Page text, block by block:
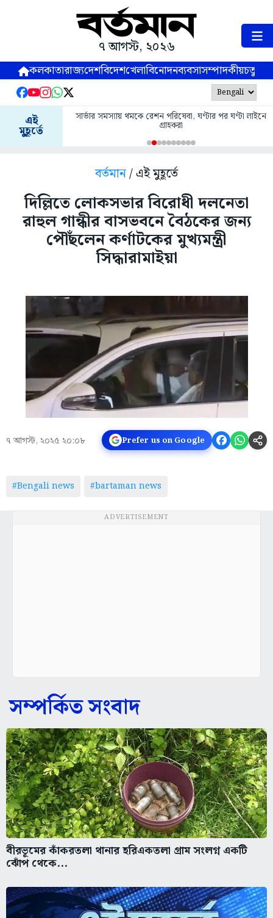
৭ আগস্ট, ২০২৬
কলকাতারাজ্যদেশবিদেশখেলাবিনোদনব্যবসাসম্পাদকীয়
এই
মুহূর্তে
সার্ভার সমস্যায় থমকে রেশন পরিষেবা, ঘণ্টার পর ঘণ্টা লাইনে
গ্রাহকরা
বর্তমান/ এই মুহূর্তে
দিল্লিতে লোকসভার বিরোধী দলনেতা
রাহুল গান্ধীর বাসভবনে বৈঠকের জন্য
পৌঁছলেন কর্ণাটকের মুখ্যমন্ত্রী
সিদ্ধারামাইয়া
৭ আগস্ট, ২০২৫ ২০:০৮ Prefer us on Google
#Bengali news #bartaman news
ADVERTISEMENT
সম্পর্কিত সংবাদ
বীরভূমের কাঁকরতলা থানার হরিএকতলা গ্রাম সংলগ্ন একটি
ঝোঁপ থেকে...